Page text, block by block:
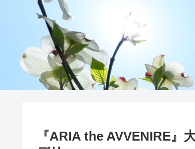
『ARIA the AVVENIRE』